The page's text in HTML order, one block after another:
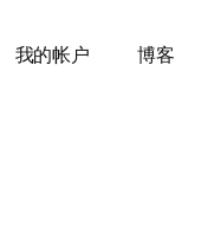
我的帐户 博客